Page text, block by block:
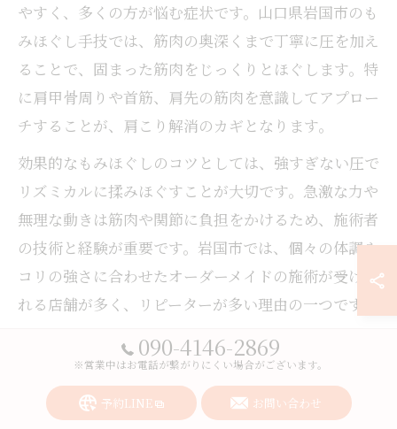
やすく、多くの方が悩む症状です。山口県岩国市のも
みほぐし手技では、筋肉の奥深くまで丁寧に圧を加え
ることで、固まった筋肉をじっくりとほぐします。特
に肩甲骨周りや首筋、肩先の筋肉を意識してアプロー
チすることが、肩こり解消のカギとなります。
効果的なもみほぐしのコツとしては、強すぎない圧で
リズミカルに揉みほぐすことが大切です。急激な力や
無理な動きは筋肉や関節に負担をかけるため、施術者
の技術と経験が重要です。岩国市では、個々の体調や
コリの強さに合わせたオーダーメイドの施術が受けら
れる店舗が多く、リピーターが多い理由の一つです。
肩こり対策を成功させるためには、定期的なもみほぐ
しと日常生活での姿勢改善が欠かせません。施術後
は血流が良くなり、肩周りが軽くなるのを実感しやす
090-4146-2869
※営業中はお電話が繋がりにくい場合がございます。
予約LINE お問い合わせ